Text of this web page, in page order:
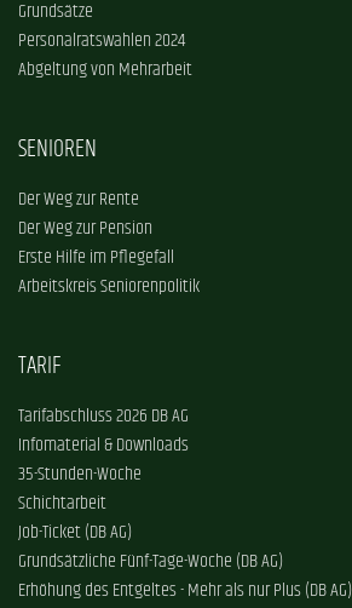
Grundsätze
Personalratswahlen 2024
Abgeltung von Mehrarbeit
SENIOREN
Der Weg zur Rente
Der Weg zur Pension
Erste Hilfe im Pflegefall
Arbeitskreis Seniorenpolitik
TARIF
Tarifabschluss 2026 DB AG
Infomaterial & Downloads
35-Stunden-Woche
Schichtarbeit
Job-Ticket (DB AG)
Grundsätzliche Fünf-Tage-Woche (DB AG)
Erhöhung des Entgeltes - Mehr als nur Plus (DB AG)